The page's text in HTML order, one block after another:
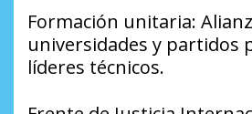
​Formación unitaria:
universidades y partidos
líderes técnicos.